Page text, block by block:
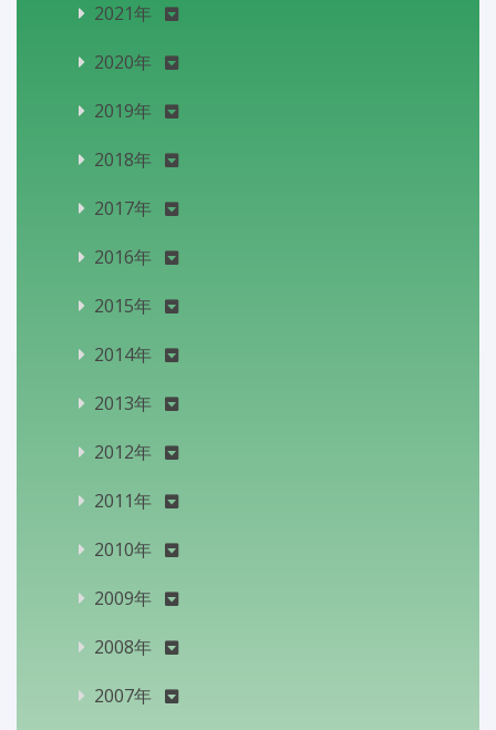
2021年
2020年
2019年
2018年
2017年
2016年
2015年
2014年
2013年
2012年
2011年
2010年
2009年
2008年
2007年